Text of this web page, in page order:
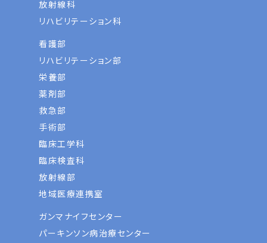
放射線科
リハビリテーション科
看護部
リハビリテーション部
栄養部
薬剤部
救急部
手術部
臨床工学科
臨床検査科
放射線部
地域医療連携室
ガンマナイフセンター
パーキンソン病治療センター